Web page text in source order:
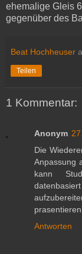
ehemalige Gleis
gegenüber des
Beat Hochheuser
Teilen
1 Kommentar:
Anonym
Die
Anpassung
kann
prasentieren.
Antworten